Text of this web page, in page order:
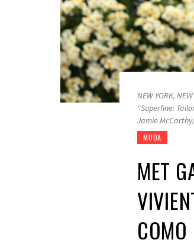
NEW YORK,
"Superfine:
Jamie
MODA
MET
COMO